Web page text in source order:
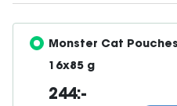
Monster Cat
16x85 g
244:-